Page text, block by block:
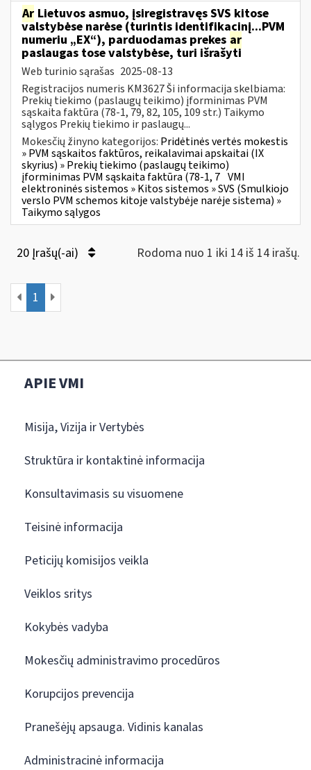
Ar Lietuvos asmuo, įsiregistravęs SVS kitose
valstybėse narėse (turintis identifikacinį...PVM
numeriu „EX“), parduodamas prekes ar
paslaugas tose valstybėse, turi išrašyti
Web turinio sąrašas 2025-08-13
Registracijos numeris KM3627 Ši informacija skelbiama:
Prekių tiekimo (paslaugų teikimo) įforminimas PVM
sąskaita faktūra (78-1, 79, 82, 105, 109 str.) Taikymo
sąlygos Prekių tiekimo ir paslaugų...
Mokesčių žinyno kategorijos: Pridėtinės vertės mokestis
» PVM sąskaitos faktūros, reikalavimai apskaitai (IX
skyrius) » Prekių tiekimo (paslaugų teikimo)
įforminimas PVM sąskaita faktūra (78-1, 7 VMI
elektroninės sistemos » Kitos sistemos » SVS (Smulkiojo
verslo PVM schemos kitoje valstybėje narėje sistema) »
Taikymo sąlygos
20 Įrašų(-ai) Rodoma nuo 1 iki 14 iš 14 irašų.
1
APIE VMI
Misija, Vizija ir Vertybės
Struktūra ir kontaktinė informacija
Konsultavimasis su visuomene
Teisinė informacija
Peticijų komisijos veikla
Veiklos sritys
Kokybės vadyba
Mokesčių administravimo procedūros
Korupcijos prevencija
Pranešėjų apsauga. Vidinis kanalas
Administracinė informacija